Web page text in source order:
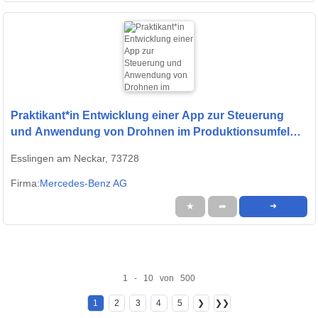
Praktikant*in Entwicklung einer App zur Steuerung
und Anwendung von Drohnen im Produktionsumfeld
Esslingen am Neckar, 73728
Firma:Mercedes-Benz AG
★ ➦ ➜
1 - 10 von 500
1 2 3 4 5 ❯ ❯❯